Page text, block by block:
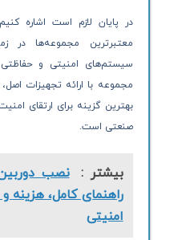
در پایان لازم است اشاره
معتبرترین مجموعه‌ها در
سیستم‌های امنیتی و حفاظتی
مجموعه با ارائه تجهیزات
بهترین گزینه برای ارتقای
صنعتی است.
بیشتر :
نصب
راهنمای کامل،
امنیتی